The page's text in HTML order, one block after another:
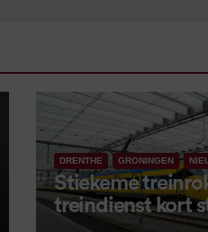
DRENTHE GRONINGEN
Stiekeme
treindienst kort